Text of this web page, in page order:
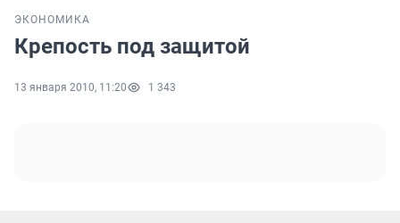
ЭКОНОМИКА
Крепость под защитой
13 января 2010, 11:20 1 343